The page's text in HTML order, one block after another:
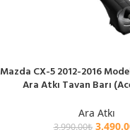
SEPETE EKLE
Mazda CX-5 2012-2016
Ara Atkı Tavan Barı
Ara Atkı
3,990.00₺